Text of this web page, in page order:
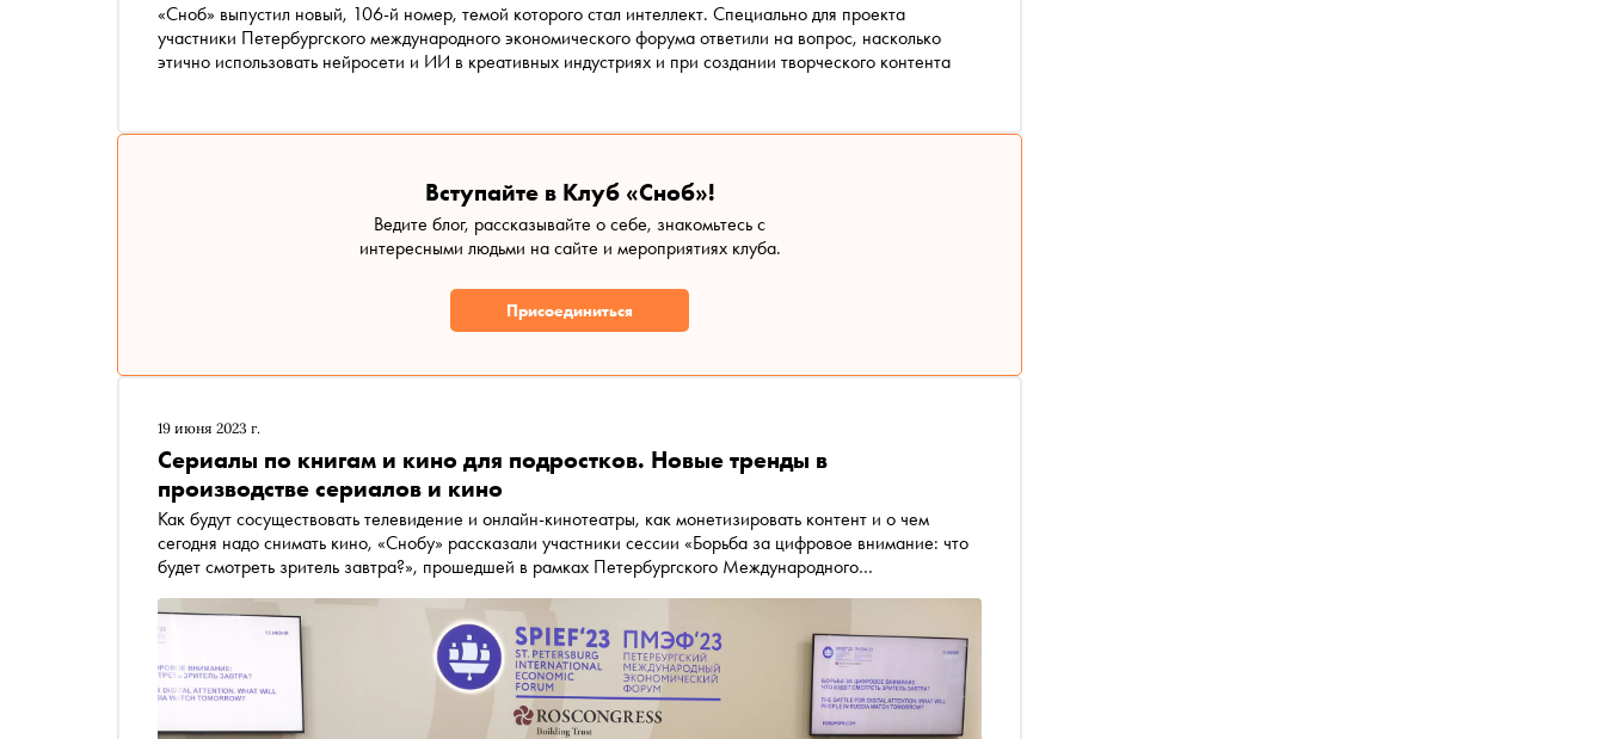
«Сноб» выпустил новый, 106-й номер, темой которого стал интеллект. Специально для проекта
участники Петербургского международного экономического форума ответили на вопрос, насколько
этично использовать нейросети и ИИ в креативных индустриях и при создании творческого контента
Вступайте в Клуб «Сноб»!
Ведите блог, рассказывайте о себе, знакомьтесь с
интересными людьми на сайте и мероприятиях клуба.
Присоединиться
19 июня 2023 г.
Сериалы по книгам и кино для подростков. Новые тренды в
производстве сериалов и кино
Как будут сосуществовать телевидение и онлайн-кинотеатры, как монетизировать контент и о чем
сегодня надо снимать кино, «Снобу» рассказали участники сессии «Борьба за цифровое внимание: что
будет смотреть зритель завтра?», прошедшей в рамках Петербургского Международного